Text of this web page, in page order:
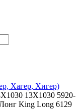
Хагер, Хигер)
13X1030 5920-
King Long 6129